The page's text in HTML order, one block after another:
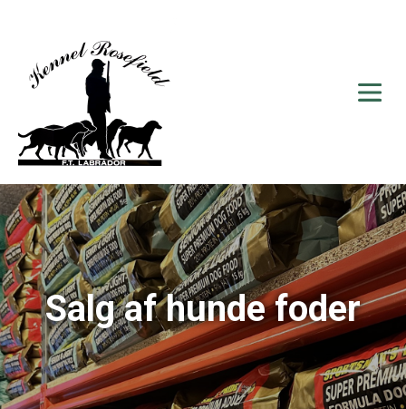
Salg af hunde foder